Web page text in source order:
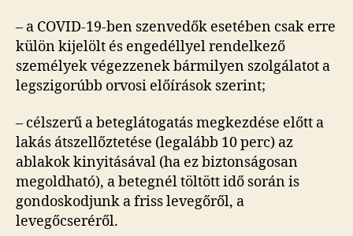
– a COVID-19-ben szenvedők esetében csak erre
külön kijelölt és engedéllyel rendelkező
személyek végezzenek bármilyen szolgálatot a
legszigorúbb orvosi előírások szerint;
– célszerű a beteglátogatás megkezdése előtt a
lakás átszellőztetése (legalább 10 perc) az
ablakok kinyitásával (ha ez biztonságosan
megoldható), a betegnél töltött idő során is
gondoskodjunk a friss levegőről, a
levegőcseréről.